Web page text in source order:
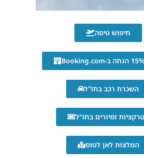
חיפוש טיסה
השכרת רכב בחו"ל
וסיורים בחו"ל
המלצות לאן לטוס